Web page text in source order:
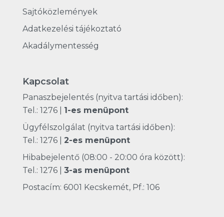
Sajtóközlemények
Adatkezelési tájékoztató
Akadálymentesség
Kapcsolat
Panaszbejelentés (nyitva tartási időben):
Tel.: 1276| 1-es menüpont
Ügyfélszolgálat (nyitva tartási időben):
Tel.: 1276| 2-es menüpont
Hibabejelentő (08:00 - 20:00 óra között):
Tel.: 1276| 3-as menüpont
Postacím: 6001 Kecskemét, Pf.: 106